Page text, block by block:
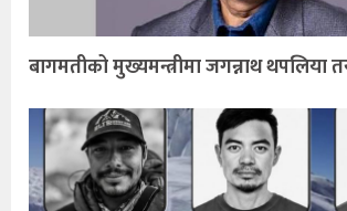
बागमतीको मुख्यमन्त्रीमा जगन्नाथ थपलिया